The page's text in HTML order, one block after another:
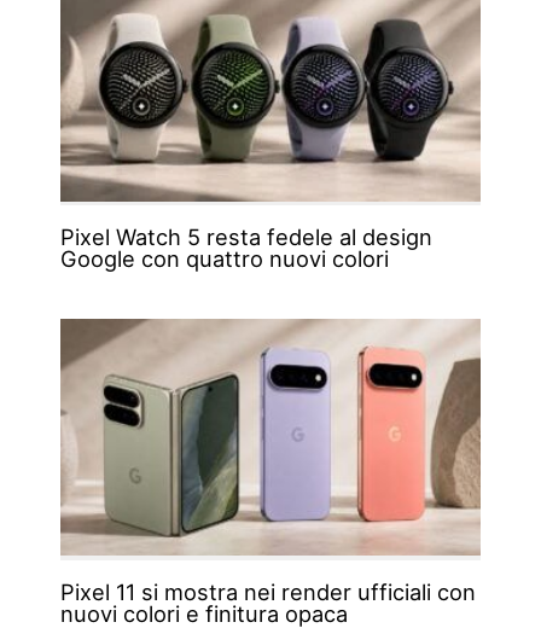
Pixel Watch 5 resta fedele al design
Google con quattro nuovi colori
Pixel 11 si mostra nei render ufficiali con
nuovi colori e finitura opaca